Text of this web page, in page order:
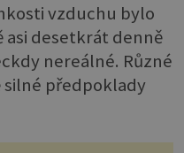
vzduchu bylo
desetkrát denně
nereálné. Různé
silné předpoklady